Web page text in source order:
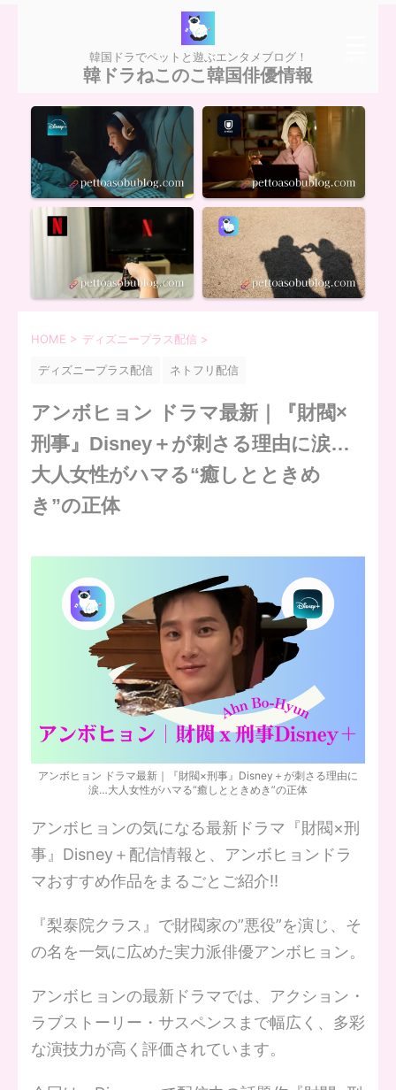
韓国ドラでペットと遊ぶエンタメブログ！
韓ドラねこのこ韓国俳優情報
HOME > ディズニープラス配信 >
ディズニープラス配信 ネトフリ配信
アンボヒョン ドラマ最新｜『財閥×
刑事』Disney＋が刺さる理由に涙…
大人女性がハマる“癒しとときめ
き”の正体
アンボヒョン ドラマ最新｜『財閥×刑事』Disney＋が刺さる理由に
涙…大人女性がハマる“癒しとときめき”の正体
アンボヒョンの気になる最新ドラマ『財閥×刑
事』Disney＋配信情報と、アンボヒョンドラ
マおすすめ作品をまるごとご紹介‼
『梨泰院クラス』で財閥家の”悪役”を演じ、そ
の名を一気に広めた実力派俳優アンボヒョン。
アンボヒョンの最新ドラマでは、アクション・
ラブストーリー・サスペンスまで幅広く、多彩
な演技力が高く評価されています。